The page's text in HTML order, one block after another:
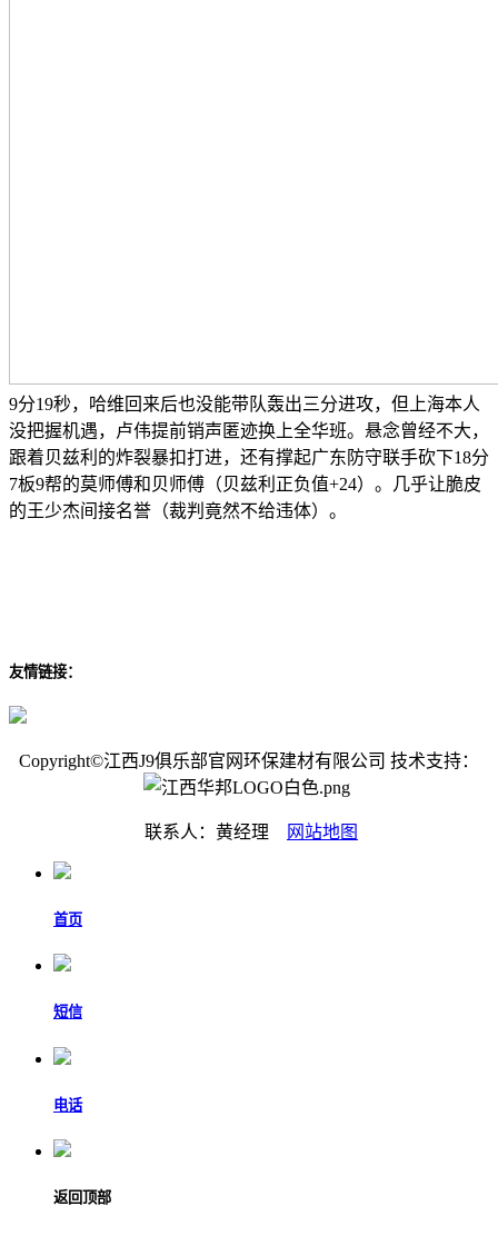
9分19秒，哈维回来后也没能带队轰出三分进攻，但上海本人
没把握机遇，卢伟提前销声匿迹换上全华班。悬念曾经不大，
跟着贝兹利的炸裂暴扣打进，还有撑起广东防守联手砍下18分
7板9帮的莫师傅和贝师傅（贝兹利正负值+24）。几乎让脆皮
的王少杰间接名誉（裁判竟然不给违体）。
友情链接：
Copyright©江西J9俱乐部官网环保建材有限公司 技术支持：
联系人：黄经理 网站地图
首页
短信
电话
返回顶部